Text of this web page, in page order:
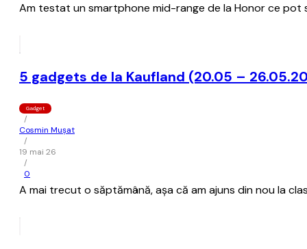
Am testat un smartphone mid-range de la Honor ce
5 gadgets de la Kaufland (20.05 –
Gadget
/
Cosmin Mușat
/
19 mai 26
/
0
A mai trecut o săptămână, aşa că am ajuns din nou la